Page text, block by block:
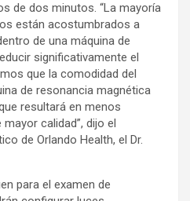
de dos minutos. “La mayoría
están acostumbrados a
de una máquina de
significativamente el
que la comodidad del
de resonancia magnética
resultará en menos
calidad”, dijo el
de Orlando Health, el Dr.
para el examen de